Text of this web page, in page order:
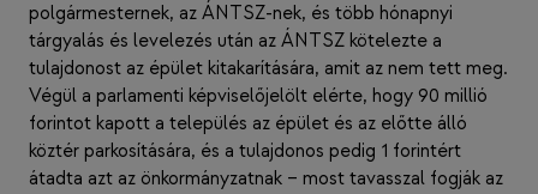
polgármesternek, az ÁNTSZ-nek, és több hónapnyi
tárgyalás és levelezés után az ÁNTSZ kötelezte a
tulajdonost az épület kitakarítására, amit az nem tett meg.
Végül a parlamenti képviselőjelölt elérte, hogy 90 millió
forintot kapott a település az épület és az előtte álló
köztér parkosítására, és a tulajdonos pedig 1 forintért
átadta azt az önkormányzatnak – most tavasszal fogják az